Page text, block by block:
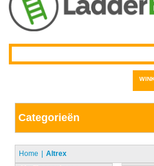
Categorieën
Home
Altrex